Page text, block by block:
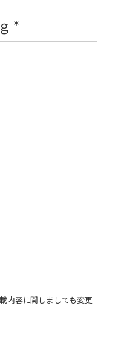
*
内容に関しましても変更